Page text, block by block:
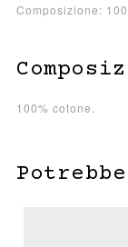
Composizione:
100% cotone.